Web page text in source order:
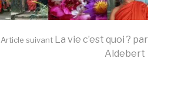
Article suivant La vie c’est quoi ? par
Aldebert